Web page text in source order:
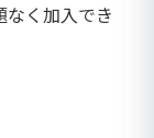
なく加入でき